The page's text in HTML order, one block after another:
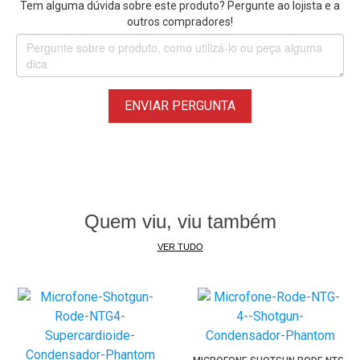
Tem alguma dúvida sobre este produto? Pergunte ao lojista e a
outros compradores!
ENVIAR PERGUNTA
Quem viu, viu também
VER TUDO